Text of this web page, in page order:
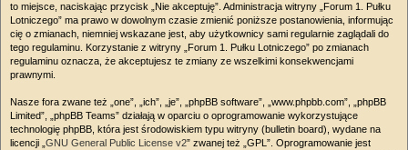
to miejsce, naciskając przycisk „Nie akceptuję”. Administracja witryny „Forum 1. Pułku
Lotniczego” ma prawo w dowolnym czasie zmienić poniższe postanowienia, informując
cię o zmianach, niemniej wskazane jest, aby użytkownicy sami regularnie zaglądali do
tego regulaminu. Korzystanie z witryny „Forum 1. Pułku Lotniczego” po zmianach
regulaminu oznacza, że akceptujesz te zmiany ze wszelkimi konsekwencjami
prawnymi.
Nasze fora zwane też „one”, „ich”, „je”, „phpBB software”, „www.phpbb.com”, „phpBB
Limited”, „phpBB Teams” działają w oparciu o oprogramowanie wykorzystujące
technologię phpBB, która jest środowiskiem typu witryny (bulletin board), wydane na
licencji „ GNU General Public License v2” zwanej też „GPL”. Oprogramowanie jest